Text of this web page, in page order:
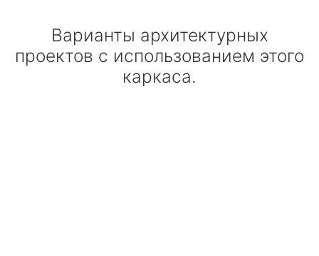
Варианты архитектурных
проектов с использованием этого
каркаса.